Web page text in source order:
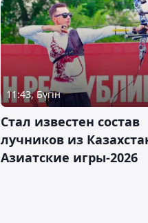
11:43, Бүгін
Стал известен состав
лучников из
Азиатские игры-2026